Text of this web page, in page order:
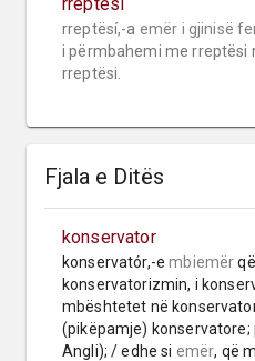
rreptësí,-a emër i gjinisë
i përmbahemi me rreptësi
rreptësi.
Fjala e Ditës
konservator
konservatór,-e mbiemër
konservatorizmin, i
mbështetet në
(pikëpamje)
Angli); / edhe si emër, që